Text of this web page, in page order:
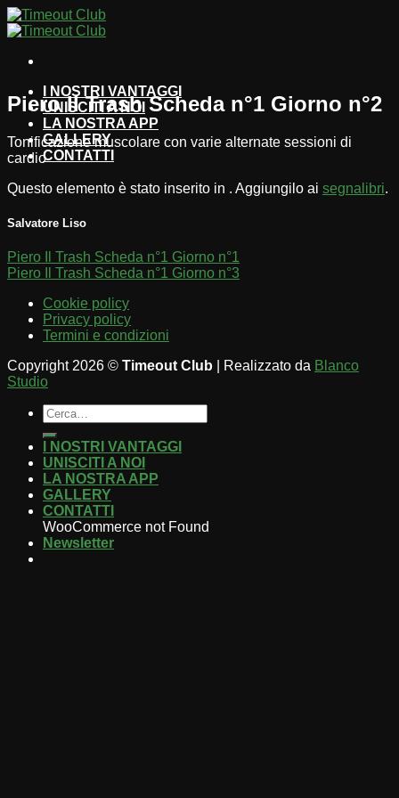
Salta
ai
I NOSTRI VANTAGGI
UNISCITI A NOI
LA NOSTRA APP
GALLERY
CONTATTI
Piero Il Trash Scheda n°1 Giorno n°2
Tonificazione muscolare con varie alternate sessioni di
cardio
Questo elemento è stato inserito in . Aggiungilo ai segnalibri.
Salvatore Liso
Piero Il Trash Scheda n°1 Giorno n°1
Piero Il Trash Scheda n°1 Giorno n°3
Cookie policy
Privacy policy
Termini e condizioni
Copyright 2026 © Timeout Club | Realizzato da Blanco
Studio
I NOSTRI VANTAGGI
UNISCITI A NOI
LA NOSTRA APP
GALLERY
CONTATTI
WooCommerce not Found
Newsletter